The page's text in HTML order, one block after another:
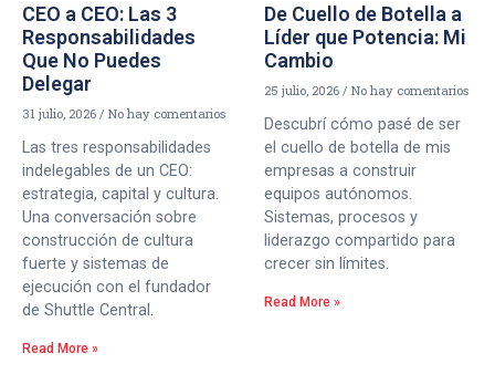
CEO a CEO: Las 3
Responsabilidades
Que No Puedes
Delegar
31 julio, 2026 No hay comentarios
Las tres responsabilidades
indelegables de un CEO:
estrategia, capital y cultura.
Una conversación sobre
construcción de cultura
fuerte y sistemas de
ejecución con el fundador
de Shuttle Central.
Read More »
De Cuello de Botella a
Líder que Potencia: Mi
Cambio
25 julio, 2026 No hay comentarios
Descubrí cómo pasé de ser
el cuello de botella de mis
empresas a construir
equipos autónomos.
Sistemas, procesos y
liderazgo compartido para
crecer sin límites.
Read More »